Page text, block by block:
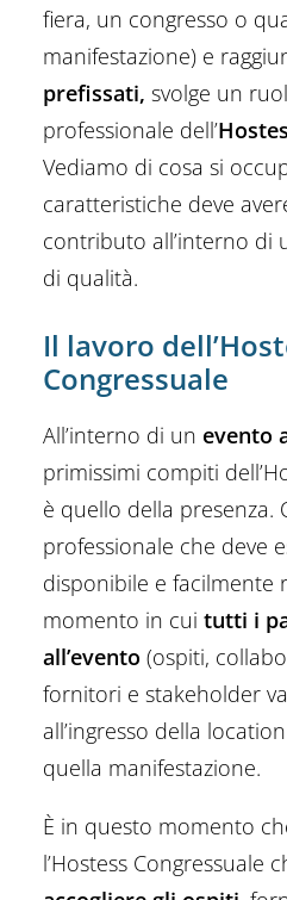
fiera, un congresso o
manifestazione) e
prefissati, svolge un
professionale dell’
Vediamo di cosa si
caratteristiche deve
contributo all’interno di
di qualità.
Il lavoro
Congressuale
All’interno di un evento
primissimi compiti
è quello della presenza.
professionale che deve
disponibile e facilmente
momento in cui tutti i
all’evento (ospiti,
fornitori e stakeholder
all’ingresso della
quella manifestazione.
È in questo momento
l’Hostess Congressuale